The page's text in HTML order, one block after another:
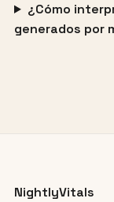
¿Cómo
generados por
NightlyVitals